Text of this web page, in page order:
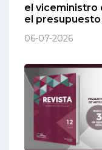
el viceministro
el
06-07-2026